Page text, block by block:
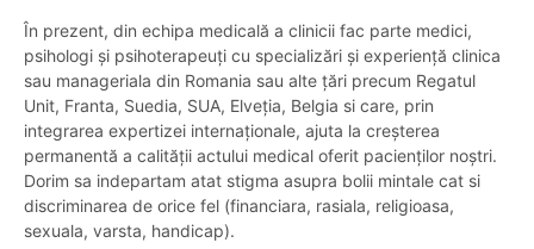
În prezent, din echipa medicală a clinicii fac parte medici,
psihologi și psihoterapeuți cu specializări și experiență clinica
sau manageriala din Romania sau alte țări precum Regatul
Unit, Franta, Suedia, SUA, Elveția, Belgia si care, prin
integrarea expertizei internaționale, ajuta la creșterea
permanentă a calității actului medical oferit pacienților noștri.
Dorim sa indepartam atat stigma asupra bolii mintale cat si
discriminarea de orice fel (financiara, rasiala, religioasa,
sexuala, varsta, handicap).